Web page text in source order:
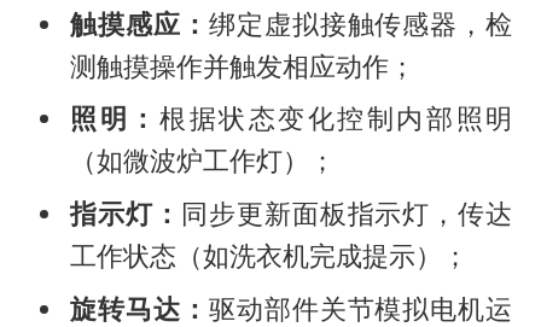
触摸感应： 绑定虚拟接触传感器，检
测触摸操作并触发相应动作；
照明： 根据状态变化控制内部照明
（如微波炉工作灯）；
指示灯： 同步更新面板指示灯，传达
工作状态（如洗衣机完成提示）；
旋转马达： 驱动部件关节模拟电机运